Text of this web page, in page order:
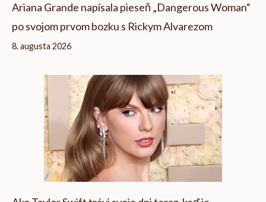
Ariana Grande napísala pieseň „Dangerous Woman“
po svojom prvom bozku s Rickym Alvarezom
8. augusta 2026